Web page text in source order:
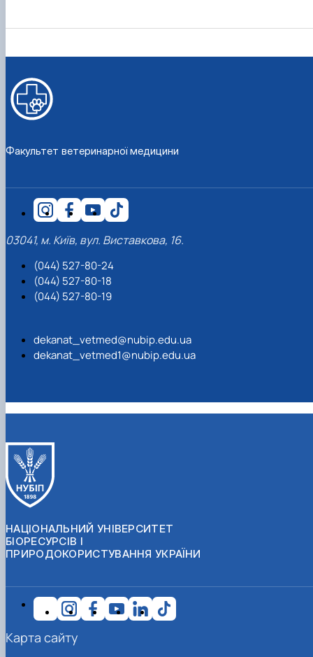
Факультет ветеринарної медицини
03041, м. Київ, вул. Виставкова, 16.
(044) 527-80-24
(044) 527-80-18
(044) 527-80-19
dekanat_vetmed@nubip.edu.ua
dekanat_vetmed1@nubip.edu.ua
НАЦІОНАЛЬНИЙ УНІВЕРСИТЕТ
БІОРЕСУРСІВ І
ПРИРОДОКОРИСТУВАННЯ УКРАЇНИ
Карта сайту